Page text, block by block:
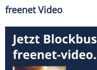
freenet Video